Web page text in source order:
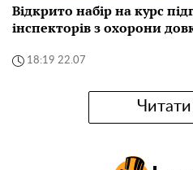
Відкрито набір на курс
інспекторів з охорони
18:19 22.07
Читати